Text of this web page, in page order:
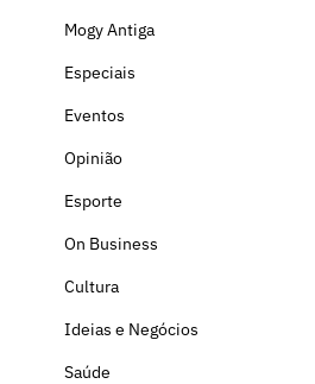
Mogy Antiga
Especiais
Eventos
Opinião
Esporte
On Business
Cultura
Ideias e Negócios
Saúde